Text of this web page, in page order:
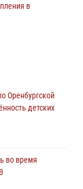
в
Дня
Оренбургской
детских
во время